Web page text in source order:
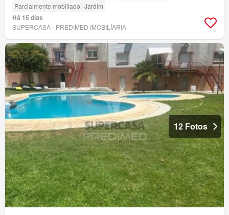
Parcialmente mobiliado Jardim
Há 15 dias
SUPERCASA - PREDIMED IMOBILÍARIA
12 Fotos